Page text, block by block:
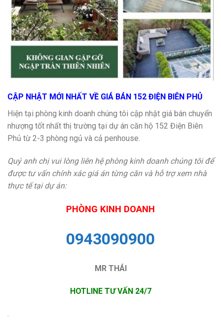
CẬP NHẬT MỚI NHẤT VỀ GIÁ BÁN 152 ĐIỆN BIÊN PHỦ
Hiện tại phòng kinh doanh chúng tôi cập nhật giá bán chuyển
nhượng tốt nhất thị trường tại dự án căn hộ 152 Điện Biên
Phủ từ 2-3 phòng ngủ và cả penhouse.
Quý anh chị vui lòng liên hệ phòng kinh doanh chúng tôi để
được tư vấn chính xác giá án từng căn và hỗ trợ xem nhà
thực tế tại dự án:
PHÒNG KINH DOANH
0943090900
MR THÁI
HOTLINE TƯ VẤN 24/7
.